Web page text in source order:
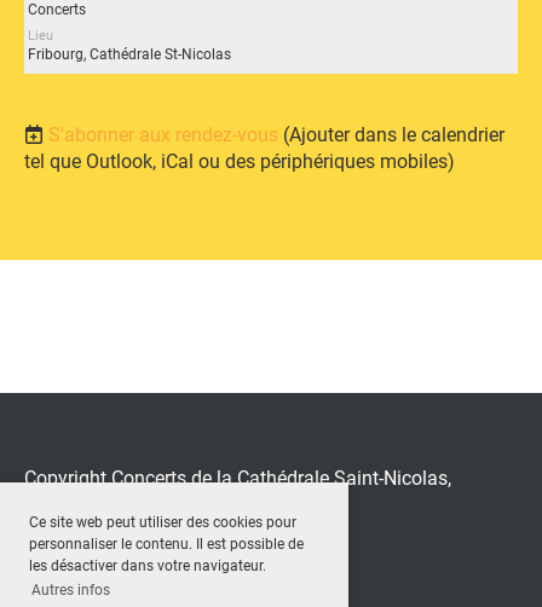
Ce site web peut utiliser des cookies pour
personnaliser le contenu. Il est possible de
les désactiver dans votre navigateur.
Autres infos
Concerts
Lieu
Fribourg, Cathédrale St-Nicolas
S'abonner aux rendez-vous (Ajouter dans le calendrier
tel que Outlook, iCal ou des périphériques mobiles)
Copyright Concerts de la Cathédrale Saint-Nicolas,
Créé avec le logiciel ClubDesk